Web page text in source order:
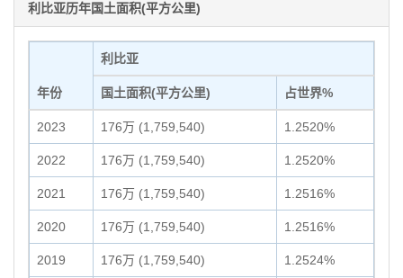
利比亚历年国土面积(平方公里)
年份
利比亚
国土面积(平方公里) 占世界%
2023 176万 (1,759,540) 1.2520%
2022 176万 (1,759,540) 1.2520%
2021 176万 (1,759,540) 1.2516%
2020 176万 (1,759,540) 1.2516%
2019 176万 (1,759,540) 1.2524%